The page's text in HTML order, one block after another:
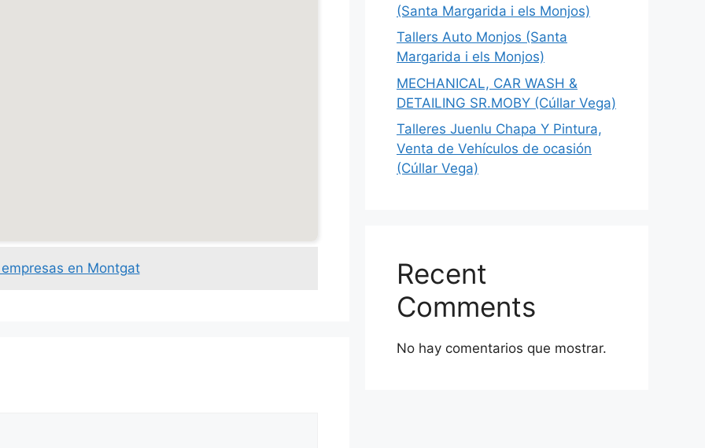
en Montgat
(Santa Margarida i els Monjos)
Tallers Auto Monjos (Santa
Margarida i els Monjos)
MECHANICAL, CAR WASH &
DETAILING SR.MOBY (Cúllar Vega)
Talleres Juenlu Chapa Y Pintura,
Venta de Vehículos de ocasión
(Cúllar Vega)
Recent
Comments
No hay comentarios que mostrar.